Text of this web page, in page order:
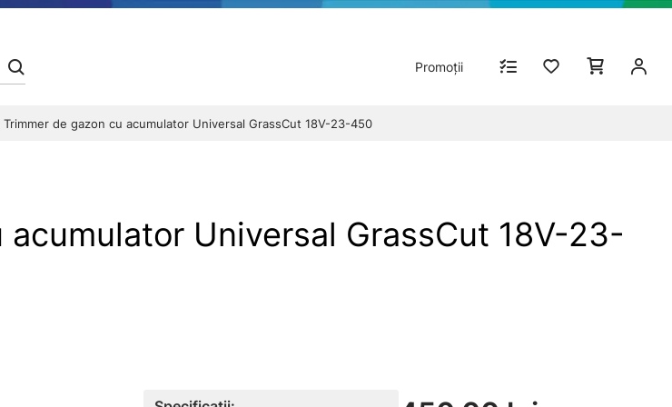
Promoții
Trimmer de gazon cu acumulator Universal GrassCut 18V-23-450
Universal GrassCut 18V-23-